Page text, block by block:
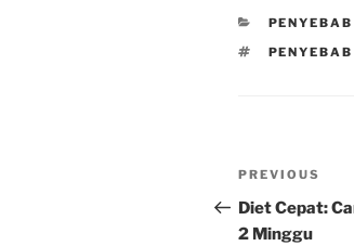
TAGS
Post
Previous
Post
PREVIOUS
Diet Cepat:
2 Minggu